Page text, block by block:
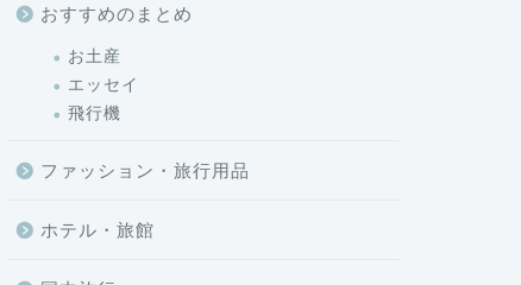
おすすめのまとめ
お土産
エッセイ
飛行機
ファッション・旅行用品
ホテル・旅館